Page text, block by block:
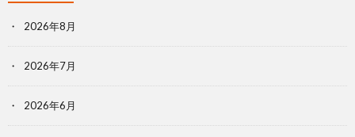
2026年8月
2026年7月
2026年6月